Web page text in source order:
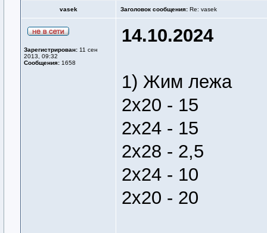
vasek Заголовок сообщения: Re: vasek
Зарегистрирован: 11 сен
2013, 09:32
Сообщения: 1658
14.10.2024
1) Жим лежа
2х20 - 15
2х24 - 15
2х28 - 2,5
2х24 - 10
2х20 - 20